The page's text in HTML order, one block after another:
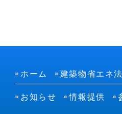
ホーム 建築物省エネ法
お知らせ 情報提供